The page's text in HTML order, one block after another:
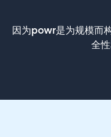
因为powr是为规模而
全